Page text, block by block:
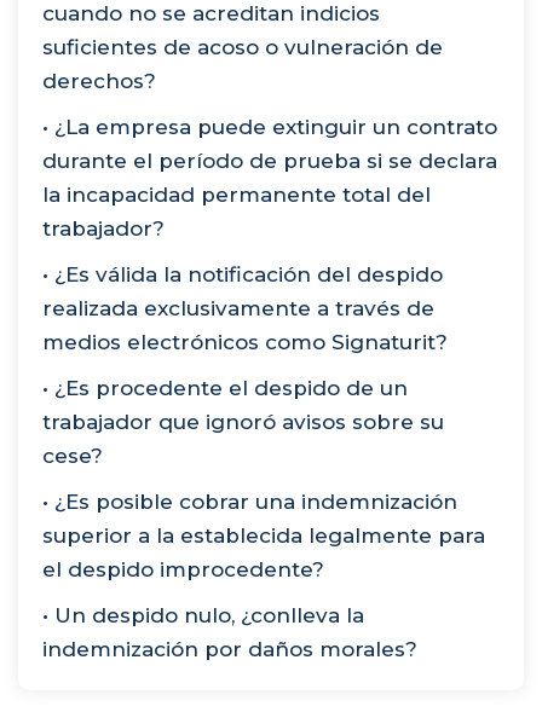
cuando no se acreditan indicios
suficientes de acoso o vulneración de
derechos?
• ¿La empresa puede extinguir un contrato
durante el período de prueba si se declara
la incapacidad permanente total del
trabajador?
• ¿Es válida la notificación del despido
realizada exclusivamente a través de
medios electrónicos como Signaturit?
• ¿Es procedente el despido de un
trabajador que ignoró avisos sobre su
cese?
• ¿Es posible cobrar una indemnización
superior a la establecida legalmente para
el despido improcedente?
• Un despido nulo, ¿conlleva la
indemnización por daños morales?